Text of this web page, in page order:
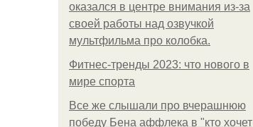
оказался в центре внимания из-за
своей работы над озвучкой
мультфильма про колобка.
Фитнес-тренды 2023: что нового в
мире спорта
Все же слышали про вчерашнюю
победу Бена аффлека в "кто хочет